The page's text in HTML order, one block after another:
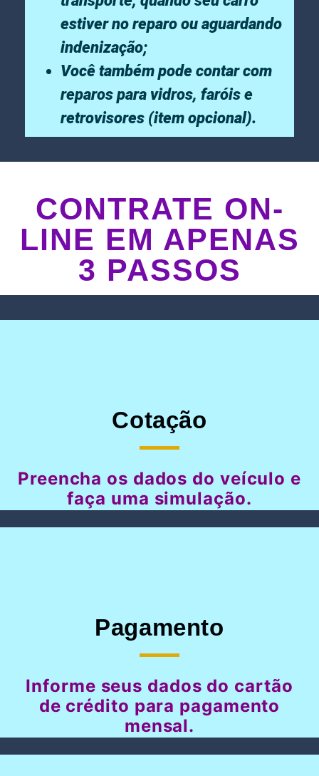
estiver no reparo ou aguardando
indenização;
Você também pode contar com
reparos para vidros, faróis e
retrovisores (item opcional).
CONTRATE ON-
LINE EM APENAS
3 PASSOS
Cotação
Preencha os dados do veículo e
faça uma simulação.
Pagamento
Informe seus dados do cartão
de crédito para pagamento
mensal.